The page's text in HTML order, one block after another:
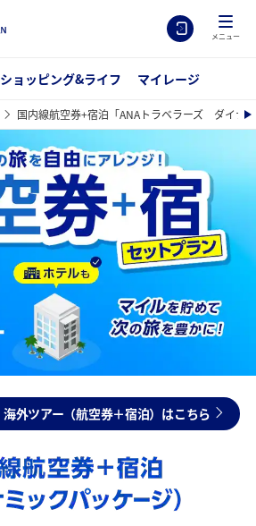
メニュー
ショッピング&ライフ マイレージ
国内線航空券+宿泊「ANAトラベラーズ ダイナ
海外ツアー（航空券＋宿泊）はこちら